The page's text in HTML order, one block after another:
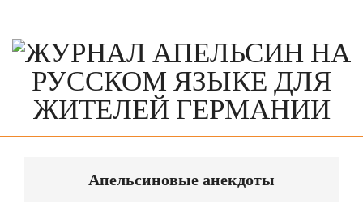
content
Апельсиновые анекдоты